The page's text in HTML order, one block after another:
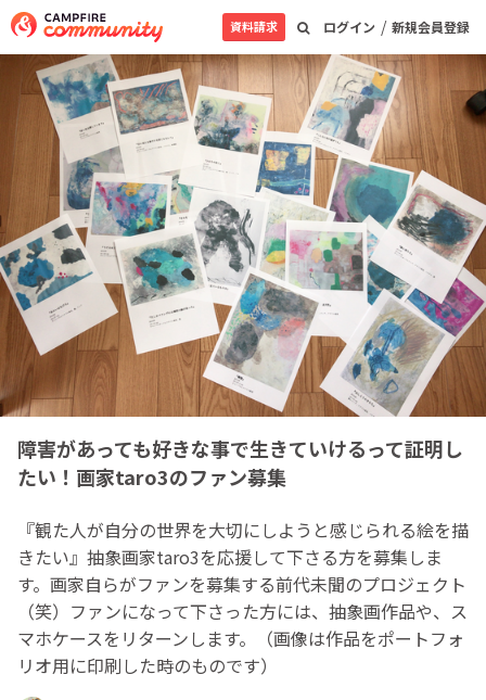
ログイン / 新規会員登録
資料請求
障害があっても好きな事で生きていけるって証明し
たい！画家taro3のファン募集
『観た人が自分の世界を大切にしようと感じられる絵を描
きたい』抽象画家taro3を応援して下さる方を募集しま
す。画家自らがファンを募集する前代未聞のプロジェクト
（笑）ファンになって下さった方には、抽象画作品や、ス
マホケースをリターンします。（画像は作品をポートフォ
リオ用に印刷した時のものです）